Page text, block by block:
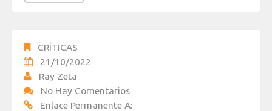
CRÍTICAS
21/10/2022
Ray Zeta
No Hay Comentarios
Enlace Permanente A: